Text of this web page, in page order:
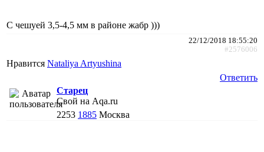
С чешуей 3,5-4,5 мм в районе жабр )))
22/12/2018 18:55:20
#2576006
Нравится Nataliya Artyushina
Ответить
Старец
Свой на Aqa.ru
2253 1885 Москва